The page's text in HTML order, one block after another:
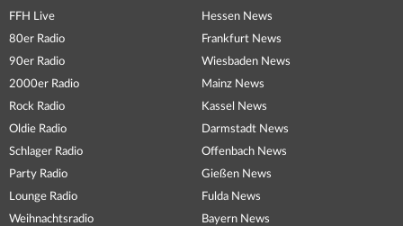
FFH Live
80er Radio
90er Radio
2000er Radio
Rock Radio
Oldie Radio
Schlager Radio
Party Radio
Lounge Radio
Weihnachtsradio
Hessen News
Frankfurt News
Wiesbaden News
Mainz News
Kassel News
Darmstadt News
Offenbach News
Gießen News
Fulda News
Bayern News